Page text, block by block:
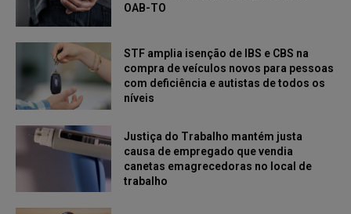
OAB-TO
STF amplia isenção de IBS e CBS na
compra de veículos novos para pessoas
com deficiência e autistas de todos os
níveis
Justiça do Trabalho mantém justa
causa de empregado que vendia
canetas emagrecedoras no local de
trabalho